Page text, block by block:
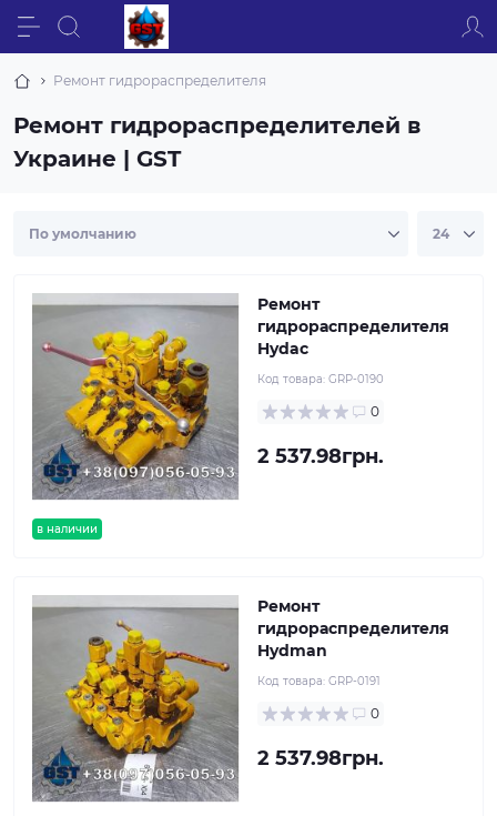
Ремонт гидрораспределителя
Ремонт гидрораспределителей в
Украине | GST
в наличии
Ремонт
гидрораспределителя
Hydac
Код товара: GRP-0190
0
2 537.98грн.
Ремонт
гидрораспределителя
Hydman
Код товара: GRP-0191
0
2 537.98грн.